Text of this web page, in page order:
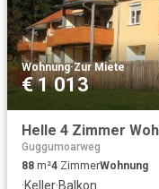
Wohnung·Zur Miete
€ 1 013
Guggumoarweg
88 m²4 ZimmerWohnung
·Keller·Balkon